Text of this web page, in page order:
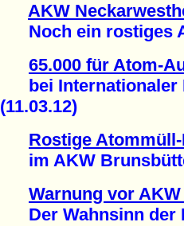
AKW
Noch ein rostiges
65.000 für Atom-
bei Internationaler
(11.03.12)
Rostige
im AKW
Warnung vor
Der Wahnsinn der